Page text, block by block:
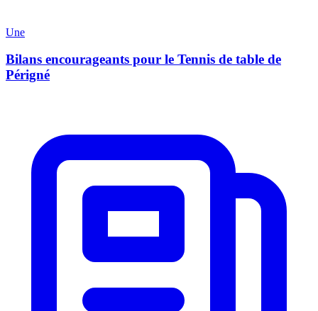
Une
Bilans encourageants pour le Tennis de table de
Périgné